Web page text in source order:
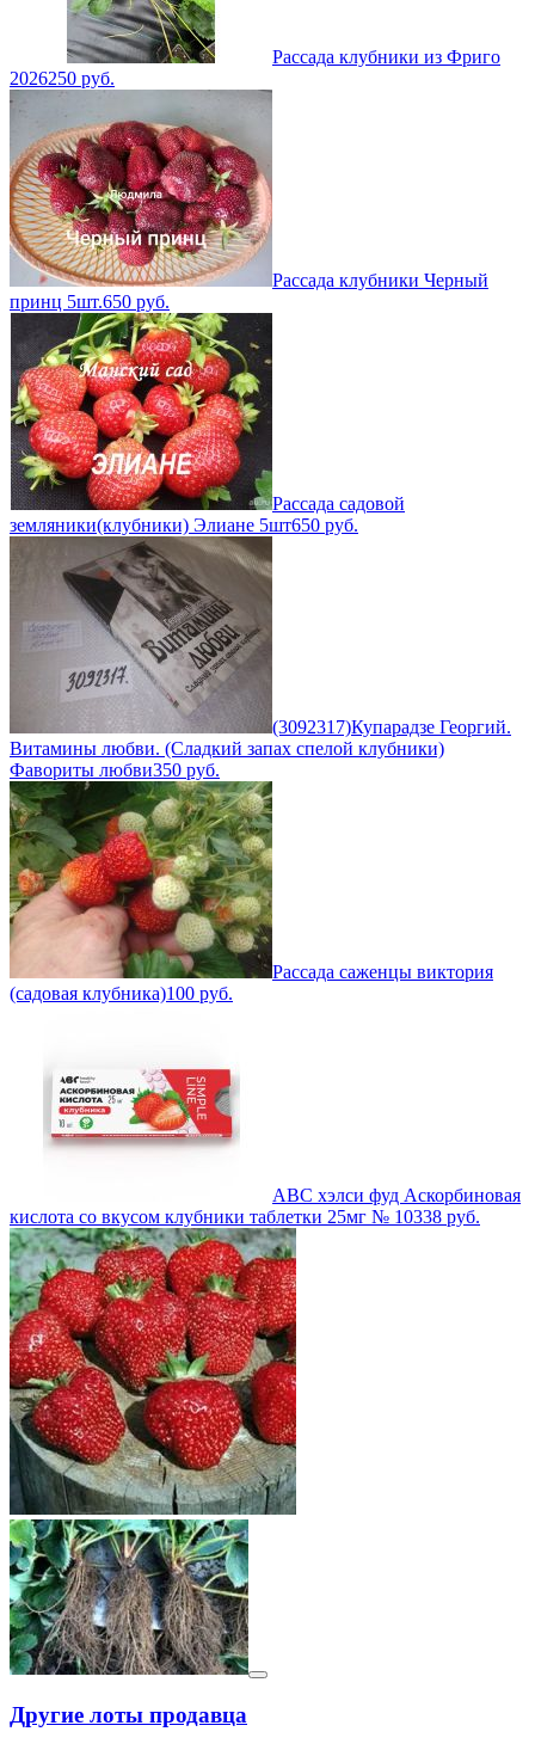
Рассада клубники из Фриго
2026250 руб.
Рассада клубники Черный
принц 5шт.650 руб.
Рассада садовой
земляники(клубники) Элиане 5шт650 руб.
(3092317)Купарадзе Георгий.
Витамины любви. (Сладкий запах спелой клубники)
Фавориты любви350 руб.
Рассада саженцы виктория
(садовая клубника)100 руб.
АВС хэлси фуд Аскорбиновая
кислота со вкусом клубники таблетки 25мг № 10338 руб.
Другие лоты продавца